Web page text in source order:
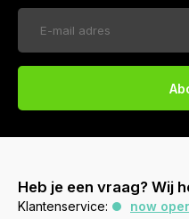
Heb je een vraag? Wij
Klantenservice:
now